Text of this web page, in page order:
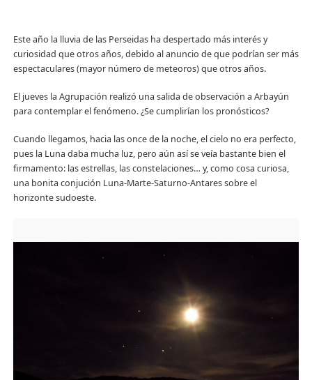
Este año la lluvia de las Perseidas ha despertado más interés y
curiosidad que otros años, debido al anuncio de que podrían ser más
espectaculares (mayor número de meteoros) que otros años.
El jueves la Agrupación realizó una salida de observación a Arbayún
para contemplar el fenómeno. ¿Se cumplirían los pronósticos?
Cuando llegamos, hacia las once de la noche, el cielo no era perfecto,
pues la Luna daba mucha luz, pero aún así se veía bastante bien el
firmamento: las estrellas, las constelaciones… y, como cosa curiosa,
una bonita conjución Luna-Marte-Saturno-Antares sobre el
horizonte sudoeste.